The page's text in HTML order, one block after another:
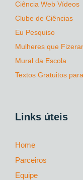
Ciência Web Vídeos
Clube de Ciências
Eu Pesquiso
Mulheres que
Mural da Escola
Textos Gratuitos
Links úteis
Home
Parceiros
Equipe